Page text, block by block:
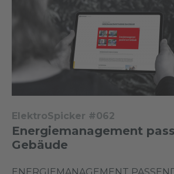
ElektroSpicker #062
Energiemanagement
Gebäude